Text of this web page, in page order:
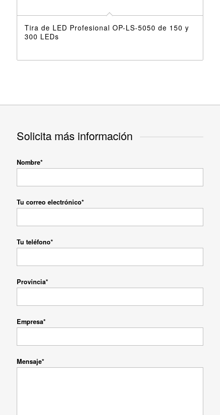
Tira de LED Profesional OP-LS-5050 de 150 y
300 LEDs
Solicita más información
Nombre*
Tu correo electrónico*
Tu teléfono*
Provincia*
Empresa*
Mensaje*